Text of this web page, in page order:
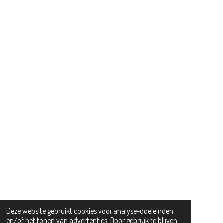
Deze website gebruikt cookies voor analyse-doeleinden
en/of het tonen van advertenties. Door gebruik te blijven